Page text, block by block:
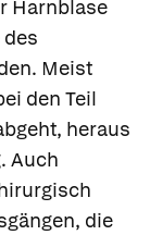
Harnblase
Meist
den Teil
heraus
Auch
die